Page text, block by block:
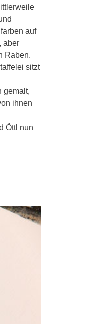
auf
aber
Raben.
sitzt
gemalt,
ihnen
Öttl nun